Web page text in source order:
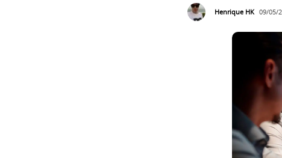
Henrique HK 09/05/